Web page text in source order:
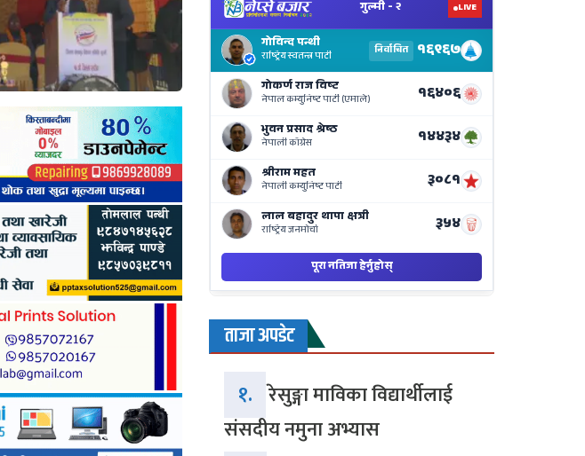
ताजा अपडेट
१. रेसुङ्गा माविका विद्यार्थीलाई
संसदीय नमुना अभ्यास